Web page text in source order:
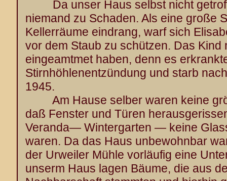
Da unser Haus selbst nicht
niemand zu Schaden. Als eine große
Kellerräume eindrang, warf sich
vor dem Staub zu schützen. Das Kind
eingeamtmet haben, denn es
Stirnhöhlenentzündung und starb
1945.
Am Hause selber waren keine
daß Fenster und Türen
Veranda— Wintergarten — keine
waren. Da das Haus unbewohnbar
der Urweiler Mühle vorläufig eine
unserm Haus lagen Bäume, die aus